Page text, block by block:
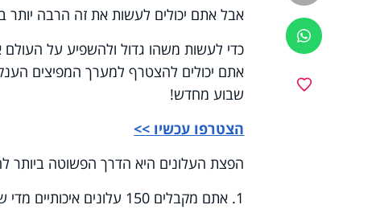
ווטסאפ
אבל אתם יכולים לעשות את זה הרבה
כדי לעשות משהו גדול ולהשפיע על העולם
אתם יכולים להצטרף למערך המפיצים
שבוע מחדש!
הצטרפו עכשיו >>
הפצת העלונים היא הדרך הפשוטה ביותר
1. אתם מקבלים 150 עלונים איכותיים מדי שבוע (או כמות אחרת, לבחירתכם).